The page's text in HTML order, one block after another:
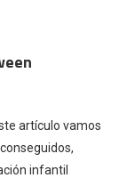
artículo vamos
infantil